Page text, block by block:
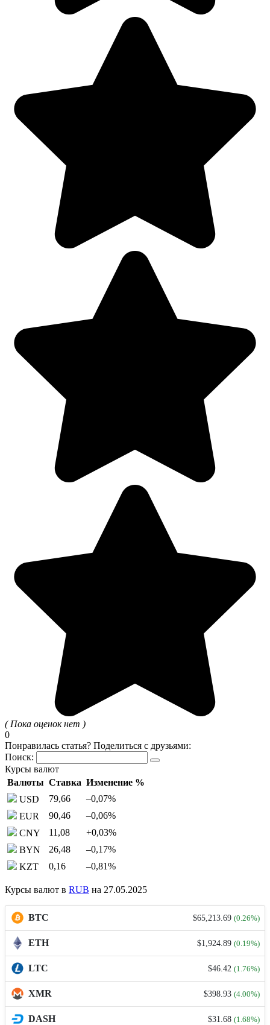
( Пока оценок нет )
0
Понравилась статья? Поделиться с друзьями:
Поиск:
Курсы валют
Валюты Ставка Изменение %
USD
79,66 –0,07%
EUR
90,46 –0,06%
CNY
11,08 +0,03%
BYN
26,48 –0,17%
KZT
0,16 –0,81%
Курсы валют в RUB на 27.05.2025
BTC $65,213.69 (0.26%)
ETH $1,924.89 (0.19%)
LTC $46.42 (1.76%)
XMR $398.93 (4.00%)
DASH $31.68 (1.68%)